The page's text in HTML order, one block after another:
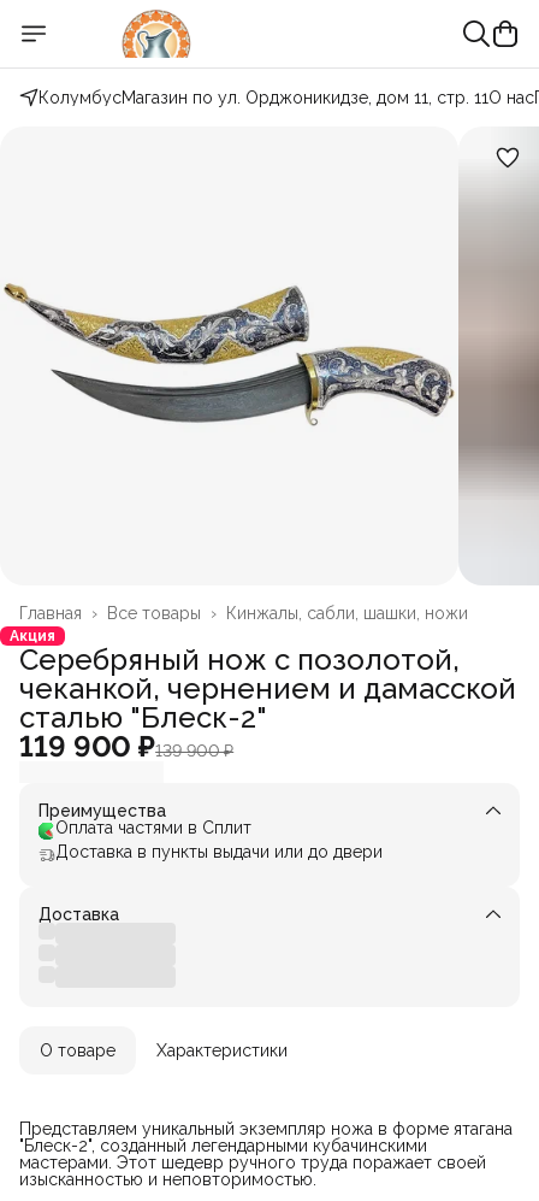
КолумбусМагазин по ул. Орджоникидзе, дом 11, стр. 11О нас
Кинжалы, сабли, шашки, ножи
Все товары ›
Главная ›
Акция
Серебряный нож с позолотой,
чеканкой, чернением и дамасской
сталью "Блеск-2"
119 900 ₽139 900 ₽
Преимущества
Оплата частями в Сплит
Доставка в пункты выдачи или до двери
Доставка
О товаре Характеристики
Представляем уникальный экземпляр ножа в форме ятагана
"Блеск-2", созданный легендарными кубачинскими
мастерами. Этот шедевр ручного труда поражает своей
изысканностью и неповторимостью.